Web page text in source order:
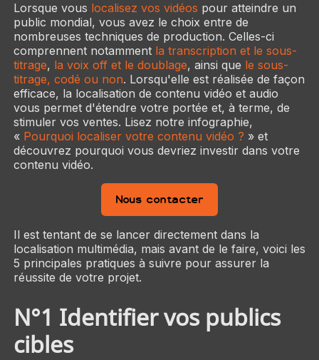
Lorsque vous localisez vos vidéos pour atteindre un
public mondial, vous avez le choix entre de
nombreuses techniques de production. Celles-ci
comprennent notamment la transcription et le sous-
titrage, la voix off et le doublage, ainsi que le sous-
titrage, codé ou non. Lorsqu'elle est réalisée de façon
efficace, la localisation de contenu vidéo et audio
vous permet d'étendre votre portée et, à terme, de
stimuler vos ventes. Lisez notre infographie,
« Pourquoi localiser votre contenu vidéo ? » et
découvrez pourquoi vous devriez investir dans votre
contenu vidéo.
Nous contacter
Il est tentant de se lancer directement dans la
localisation multimédia, mais avant de le faire, voici les
5 principales pratiques à suivre pour assurer la
réussite de votre projet.
N°1 Identifier vos publics
cibles